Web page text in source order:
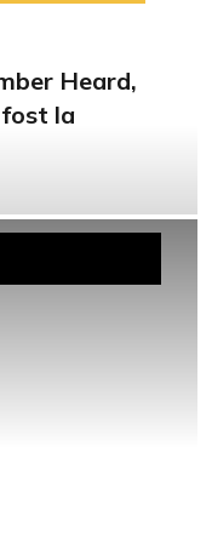
Heard,
fost la